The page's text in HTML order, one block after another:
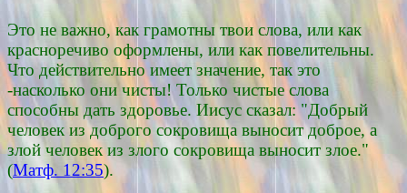
Это не важно, как грамотны твои слова, или как
красноречиво оформлены, или как повелительны.
Что действительно имеет значение, так это
-насколько они чисты! Только чистые слова
способны дать здоровье. Иисус сказал: "Добрый
человек из доброго сокровища выносит доброе, а
злой человек из злого сокровища выносит злое."
(Матф. 12:35).